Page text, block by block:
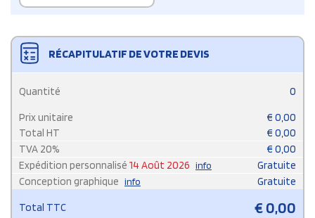
RÉCAPITULATIF DE VOTRE DEVIS
Quantité 0
Prix unitaire € 0,00
Total HT
€ 0,00
TVA 20% € 0,00
Expédition personnalisé 14 Août 2026 info
Gratuite
Conception graphique info Gratuite
Total TTC €0,00